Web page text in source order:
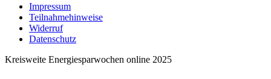
Impressum
Teilnahmehinweise
Widerruf
Datenschutz
Kreisweite Energiesparwochen online 2025